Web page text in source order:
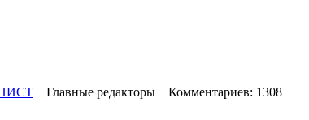
Главные редакторы Комментариев: 1308